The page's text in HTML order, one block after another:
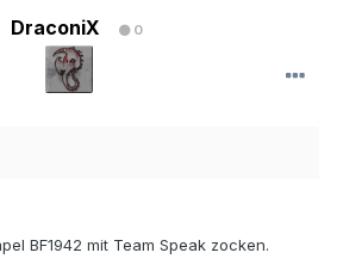
DraconiX 0
BF1942 mit Team Speak zocken.